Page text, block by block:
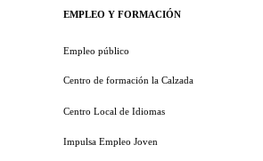
EMPLEO Y FORMACIÓN
Empleo público
Centro de formación la Calzada
Centro Local de Idiomas
Impulsa Empleo Joven